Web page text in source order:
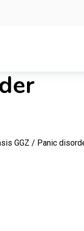
GGZ / Panic